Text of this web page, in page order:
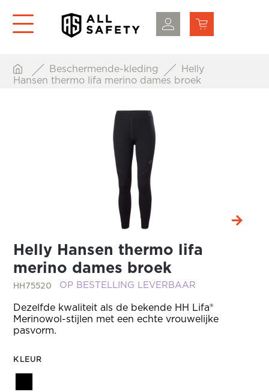
Beschermende-kleding
Helly
Hansen thermo lifa merino dames broek
Helly Hansen thermo lifa
merino dames broek
HH75520 OP BESTELLING LEVERBAAR
Dezelfde kwaliteit als de bekende HH Lifa®
Merinowol-stijlen met een echte vrouwelijke
pasvorm.
KLEUR